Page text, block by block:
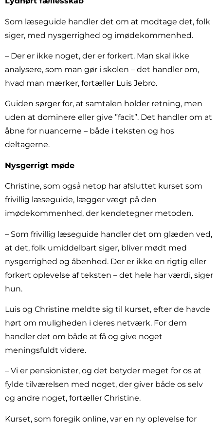
Som læseguide handler det om at modtage det, folk
siger, med nysgerrighed og imødekommenhed.
– Der er ikke noget, der er forkert. Man skal ikke
analysere, som man gør i skolen – det handler om,
hvad man mærker, fortæller Luis Jebro.
Guiden sørger for, at samtalen holder retning, men
uden at dominere eller give ”facit”. Det handler om at
åbne for nuancerne – både i teksten og hos
deltagerne.
Nysgerrigt møde
Christine, som også netop har afsluttet kurset som
frivillig læseguide, lægger vægt på den
imødekommenhed, der kendetegner metoden.
– Som frivillig læseguide handler det om glæden ved,
at det, folk umiddelbart siger, bliver mødt med
nysgerrighed og åbenhed. Der er ikke en rigtig eller
forkert oplevelse af teksten – det hele har værdi, siger
hun.
Luis og Christine meldte sig til kurset, efter de havde
hørt om muligheden i deres netværk. For dem
handler det om både at få og give noget
meningsfuldt videre.
– Vi er pensionister, og det betyder meget for os at
fylde tilværelsen med noget, der giver både os selv
og andre noget, fortæller Christine.
Kurset, som foregik online, var en ny oplevelse for